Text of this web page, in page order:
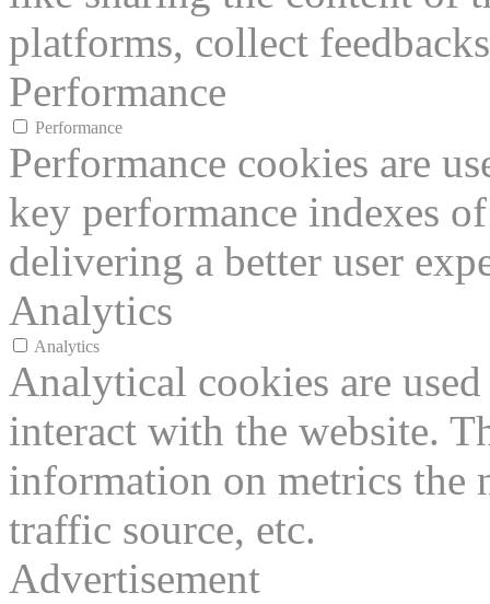
platforms, collect
Performance
Performance
Performance cookies are
key performance indexes
delivering a better user
Analytics
Analytics
Analytical cookies are
interact with the website.
information on metrics the
traffic source, etc.
Advertisement